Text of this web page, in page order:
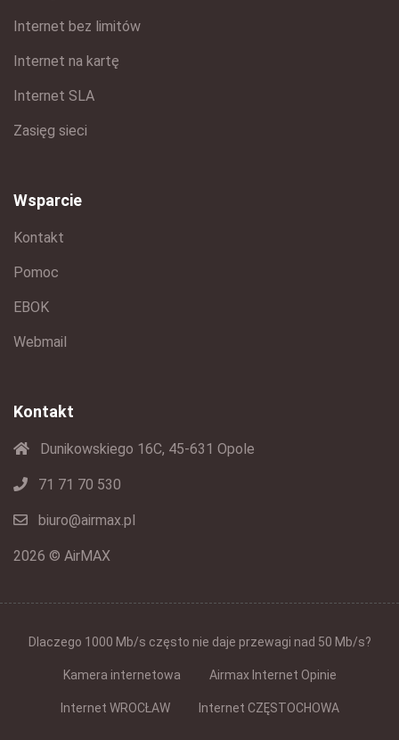
Internet bez limitów
Internet na kartę
Internet SLA
Zasięg sieci
Wsparcie
Kontakt
Pomoc
EBOK
Webmail
Kontakt
Dunikowskiego 16C, 45-631 Opole
71 71 70 530
biuro@airmax.pl
2026 © AirMAX
Dlaczego 1000 Mb/s często nie daje przewagi nad 50 Mb/s?
Kamera internetowa Airmax Internet Opinie
Internet WROCŁAW Internet CZĘSTOCHOWA